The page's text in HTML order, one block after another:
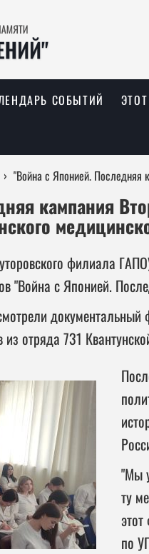
СОБЫТИЙ
› "Война с Японией. Последняя
кампания
филиала
"Война с Японией.
из отряда 731
"Мы
ту
по